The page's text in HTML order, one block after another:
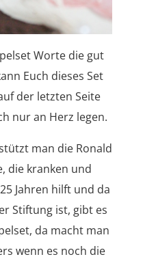
Worte die gut
Euch dieses Set
der letzten Seite
nur an Herz legen.
man die Ronald
die kranken und
Jahren hilft und da
Stiftung ist, gibt es
da macht man
wenn es noch die